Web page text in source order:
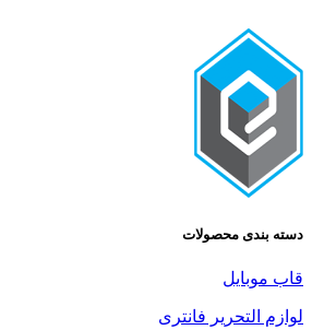
محصولات
فانتری